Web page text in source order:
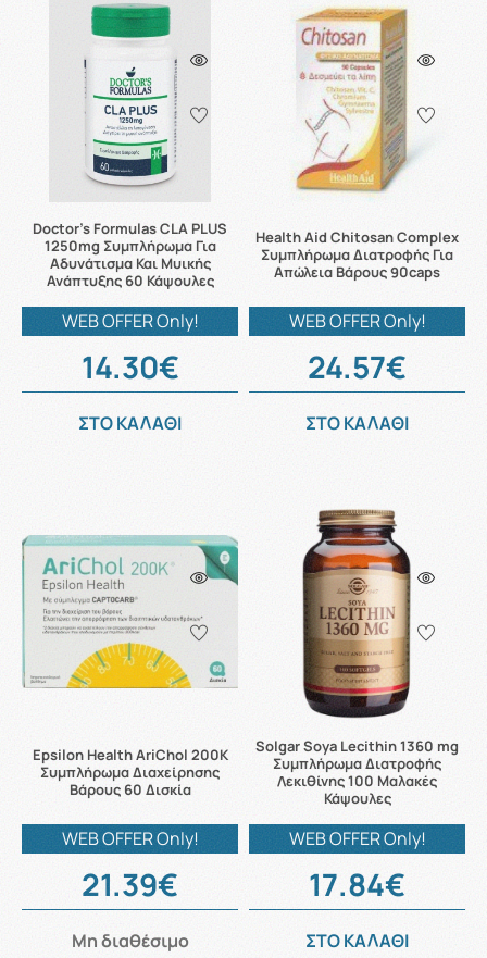
Doctor's Formulas CLA PLUS
1250mg Συμπλήρωμα Για
Αδυνάτισμα Και Μυικής
Ανάπτυξης 60 Κάψουλες
WEB OFFER Only!
14.30€
ΣΤΟ ΚΑΛΑΘΙ
Health Aid Chitosan Complex
Συμπλήρωμα Διατροφής Για
Απώλεια Βάρους 90caps
WEB OFFER Only!
24.57€
ΣΤΟ ΚΑΛΑΘΙ
Epsilon Health AriChol 200Κ
Συμπλήρωμα Διαχείρησης
Βάρους 60 Δισκία
WEB OFFER Only!
21.39€
Μη διαθέσιμο
Solgar Soya Lecithin 1360 mg
Συμπλήρωμα Διατροφής
Λεκιθίνης 100 Μαλακές
Κάψουλες
WEB OFFER Only!
17.84€
ΣΤΟ ΚΑΛΑΘΙ